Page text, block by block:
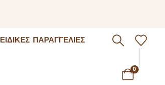
ΕΙΔΙΚΈΣ ΠΑΡΑΓΓΕΛΊΕΣ
0